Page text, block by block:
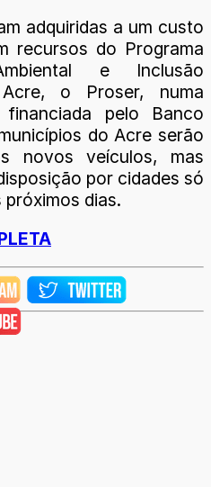
adquiridas a um custo
recursos do Programa
e Inclusão
o Proser, numa
pelo Banco
do Acre serão
novos veículos, mas
por cidades só
dias.